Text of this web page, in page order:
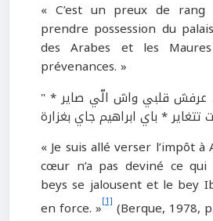
« C’est un preux de
prendre possession du
des Arabes et les
prévenances. »
" دنّشت لدزاير * و لا عرفش قلبي واش الّي صاير *
« Je suis allé verser l’impôt
cœur n’a pas deviné ce
beys se jalousent et le bey
en force. »[1] (Berque, 1978,